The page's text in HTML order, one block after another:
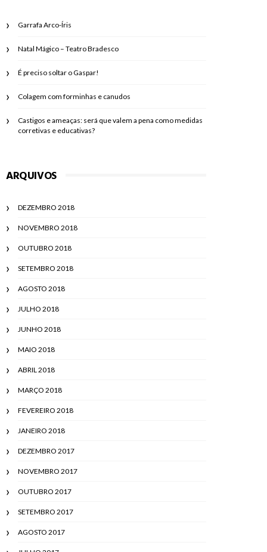
Garrafa Arco-Íris
Natal Mágico – Teatro Bradesco
É preciso soltar o Gaspar!
Colagem com forminhas e canudos
Castigos e ameaças: será que valem a pena como medidas
corretivas e educativas?
ARQUIVOS
DEZEMBRO 2018
NOVEMBRO 2018
OUTUBRO 2018
SETEMBRO 2018
AGOSTO 2018
JULHO 2018
JUNHO 2018
MAIO 2018
ABRIL 2018
MARÇO 2018
FEVEREIRO 2018
JANEIRO 2018
DEZEMBRO 2017
NOVEMBRO 2017
OUTUBRO 2017
SETEMBRO 2017
AGOSTO 2017